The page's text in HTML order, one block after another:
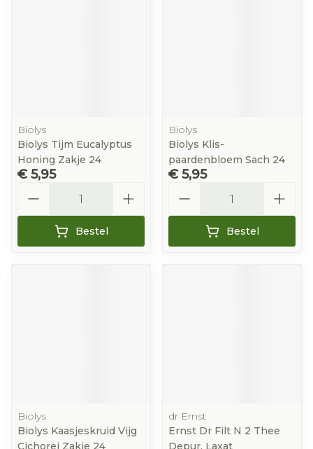
Biolys
Biolys Tijm Eucalyptus
Honing Zakje 24
€ 5,95
Bestel
Biolys
Biolys Klis-
paardenbloem Sach 24
€ 5,95
Bestel
Biolys
Biolys Kaasjeskruid Vijg
Cichorei Zakje 24
dr Ernst
Ernst Dr Filt N 2 Thee
Depur. Laxat